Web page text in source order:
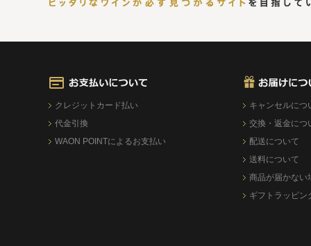
クレジットカード払い
代金引換
WAON POINTによるお支払い
キャンセルにつ
交換・返金につ
配送について
送料について
商品が届かない
ギフトラッピン